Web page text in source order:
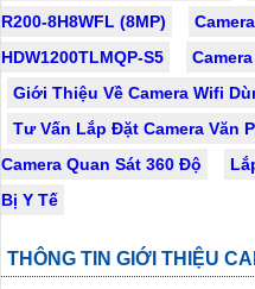
R200-8H8WFL (8MP)
HDW1200TLMQP-S5
Giới Thiệu Về Camera Wifi
Tư Vấn Lắp Đặt Camera Văn
Camera Quan Sát 360 Độ
Bị Y Tế
THÔNG TIN GIỚI THIỆU